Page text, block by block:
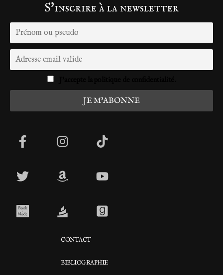
CONTACT
BIBLIOGRAPHIE
S'inscrire à la newsletter